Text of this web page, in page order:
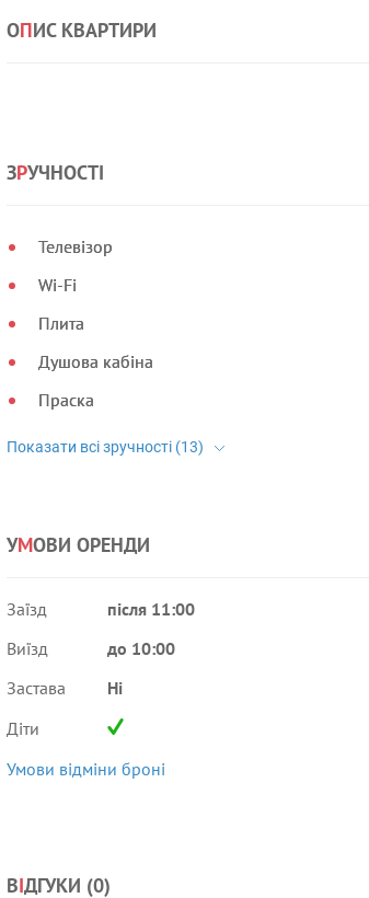
ОПИС КВАРТИРИ
ЗРУЧНОСТІ
Телевізор
Wi-Fi
Плита
Душова кабіна
Праска
УМОВИ ОРЕНДИ
Заїзд
після 11:00
Виїзд
до 10:00
Застава
Ні
Діти
Умови відміни броні
ВІДГУКИ (0)